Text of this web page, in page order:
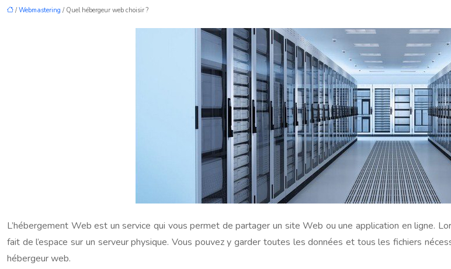
/Webmastering / Quel hébergeur web choisir ?
L’hébergement Web est un service qui vous permet de partager un site Web ou une application en ligne.
fait de l’espace sur un serveur physique. Vous pouvez y garder toutes les données et tous les fichiers
hébergeur web.